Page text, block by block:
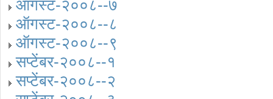
ऑगस्ट-२००८--७
ऑगस्ट-२००८--८
ऑगस्ट-२००८--९
सप्टेंबर-२००८--१
सप्टेंबर-२००८--२